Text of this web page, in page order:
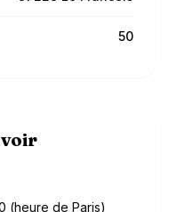
50
(heure de Paris)